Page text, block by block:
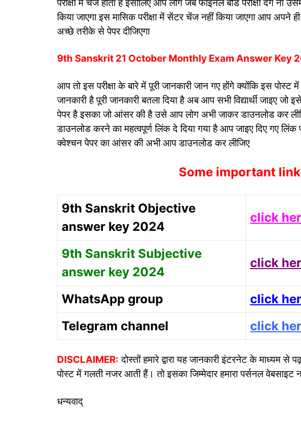
परीक्षा में चेंज होता है इसीलिए आप लोग जब फाइनल बोर्ड परीक्षा देंगे ना
किया जाएगा इस मासिक परीक्षा में सेंटर चेंज नहीं किया जाएगा आप
अच्छे तरीके से पेपर दीजिएगा
9th Sanskrit 21 October Monthly Exam Answer Key
आप तो इस परीक्षा के बारे में पूरी जानकारी जान गए होंगे क्योंकि इस पोस्ट
जानकारी है पूरी जानकारी बतला दिया है अब आप सभी विद्यार्थी जाइए जो
पेपर है इसका जो आंसर की है उसे आप लोग अभी जाकर डाउनलोड कर
डाउनलोड करने का महत्वपूर्ण लिंक दे दिया गया है आप जाइए दिए गए
क्वेश्चन पेपर का आंसर की अभी आप डाउनलोड कर लीजिए
Some important
9th Sanskrit Objective
answer key 2024
click
9th Sanskrit Subjective
answer key 2024
click
WhatsApp group
click
Telegram channel
click
DISCLAIMER: दोस्तों हमारे द्वारा यह जानकारी इंटरनेट के माध्यम
पोस्ट में गलती नजर आती हैं। तो इसका जिम्मेदार हमारा पर्सनल वेबसाइट
धन्यवाद्